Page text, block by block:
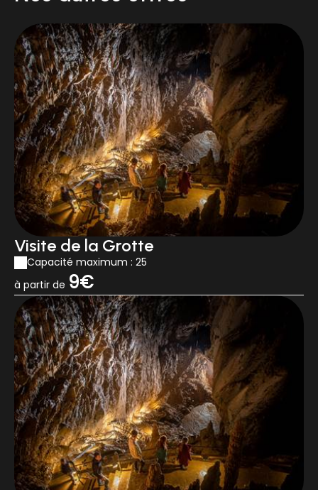
Visite de la Grotte
Capacité maximum : 25
à partir de 9€